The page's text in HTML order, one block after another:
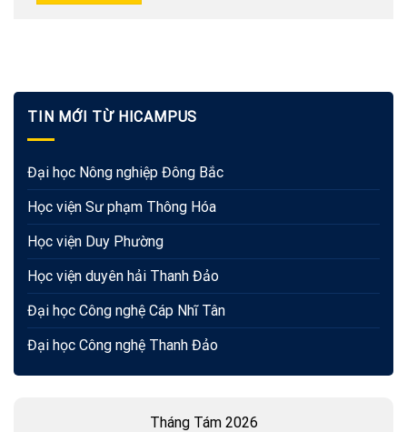
TIN MỚI TỪ HICAMPUS
Đại học Nông nghiệp Đông Bắc
Học viện Sư phạm Thông Hóa
Học viện Duy Phường
Học viện duyên hải Thanh Đảo
Đại học Công nghệ Cáp Nhĩ Tân
Đại học Công nghệ Thanh Đảo
Tháng Tám 2026